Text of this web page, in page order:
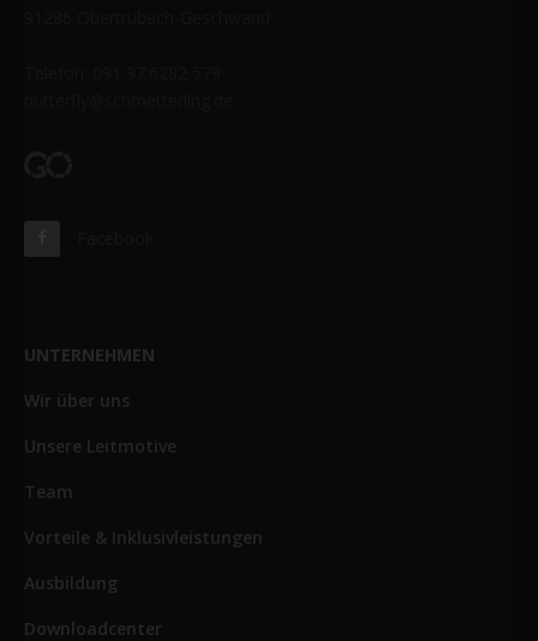
UNTERNEHMEN
Wir über uns
Unsere Leitmotive
Team
Vorteile & Inklusivleistungen
Ausbildung
Downloadcenter